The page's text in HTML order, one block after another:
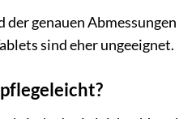
der genauen
sind eher ungeeignet.